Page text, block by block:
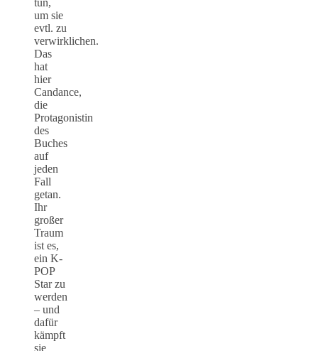
um sie
evtl. zu
verwirklichen.
Das
hat
hier
Candance,
die
Protagonistin
des
Buches
auf
jeden
Fall
getan.
Ihr
großer
Traum
ist es,
ein K-
POP
Star zu
werden
– und
dafür
kämpft
sie